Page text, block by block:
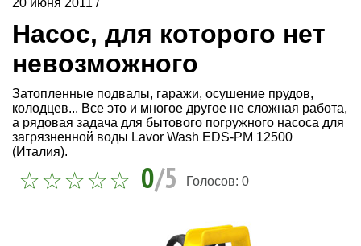
20 июня 2011 /
Насос, для которого нет
невозможного
Затопленные подвалы, гаражи, осушение прудов,
колодцев... Все это и многое другое не сложная работа,
а рядовая задача для бытового погружного насоса для
загрязненной воды Lavor Wash EDS-PM 12500
(Италия).
0/5 Голосов: 0